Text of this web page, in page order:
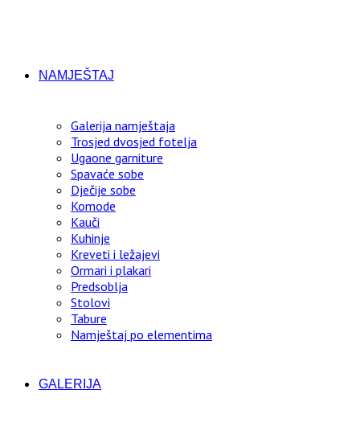
NAMJEŠTAJ
Galerija namještaja
Trosjed dvosjed fotelja
Ugaone garniture
Spavaće sobe
Dječije sobe
Komode
Kauči
Kuhinje
Kreveti i ležajevi
Ormari i plakari
Predsoblja
Stolovi
Tabure
Namještaj po elementima
GALERIJA